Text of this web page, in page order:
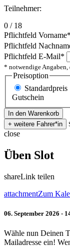
Teilnehmer:
0 / 18
Pflichtfeld Vorname*
Pflichtfeld
Pflichtfeld E-Mail*
* notwendige
Preisoption
Standardpreis
Gutschein
close
Üben Slot
shareLink teilen
attachmentZum
06. September 2026 -
Wähle nun Deinen
Mailadresse ein!